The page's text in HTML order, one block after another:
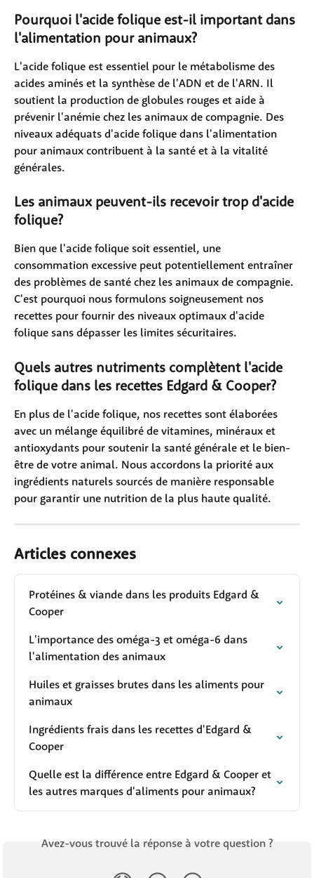
Pourquoi l'acide folique est-il important dans
l'alimentation pour animaux?
L'acide folique est essentiel pour le métabolisme des
acides aminés et la synthèse de l'ADN et de l'ARN. Il
soutient la production de globules rouges et aide à
prévenir l'anémie chez les animaux de compagnie. Des
niveaux adéquats d'acide folique dans l'alimentation
pour animaux contribuent à la santé et à la vitalité
générales.
Les animaux peuvent-ils recevoir trop d'acide
folique?
Bien que l'acide folique soit essentiel, une
consommation excessive peut potentiellement entraîner
des problèmes de santé chez les animaux de compagnie.
C'est pourquoi nous formulons soigneusement nos
recettes pour fournir des niveaux optimaux d'acide
folique sans dépasser les limites sécuritaires.
Quels autres nutriments complètent l'acide
folique dans les recettes Edgard & Cooper?
En plus de l'acide folique, nos recettes sont élaborées
avec un mélange équilibré de vitamines, minéraux et
antioxydants pour soutenir la santé générale et le bien-
être de votre animal. Nous accordons la priorité aux
ingrédients naturels sourcés de manière responsable
pour garantir une nutrition de la plus haute qualité.
Articles connexes
Protéines & viande dans les produits Edgard &
Cooper
L'importance des oméga-3 et oméga-6 dans
l'alimentation des animaux
Huiles et graisses brutes dans les aliments pour
animaux
Ingrédients frais dans les recettes d'Edgard &
Cooper
Quelle est la différence entre Edgard & Cooper et
les autres marques d'aliments pour animaux?
Avez-vous trouvé la réponse à votre question ?